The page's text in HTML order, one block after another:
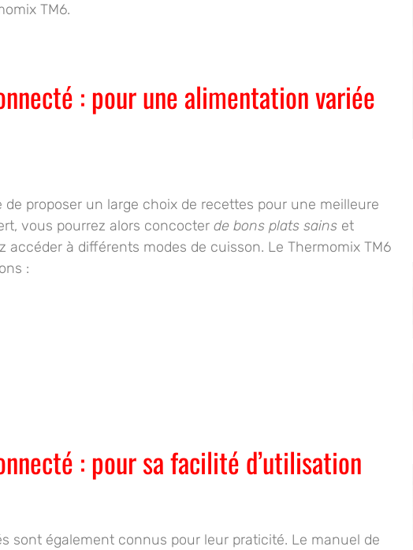
TM6.
: pour une alimentation variée
de proposer un large choix de recettes pour une meilleure
vous pourrez alors concocter de bons plats sains et
accéder à différents modes de cuisson. Le Thermomix TM6
:
: pour sa facilité d’utilisation
sont également connus pour leur praticité. Le manuel de